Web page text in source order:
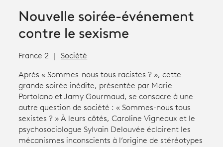
Avantages fidélité
Participer et assister à une émission
Programme
Nouvelle soirée-événement
contre le sexisme
France 2 Société
Après « Sommes-nous tous racistes ? », cette
grande soirée inédite, présentée par Marie
Portolano et Jamy Gourmaud, se consacre à une
autre question de société : « Sommes-nous tous
sexistes ? » À leurs côtés, Caroline Vigneaux et le
psychosociologue Sylvain Delouvée éclairent les
mécanismes inconscients à l’origine de stéréotypes